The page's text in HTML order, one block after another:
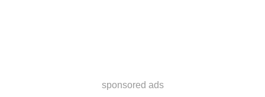
sponsored ads